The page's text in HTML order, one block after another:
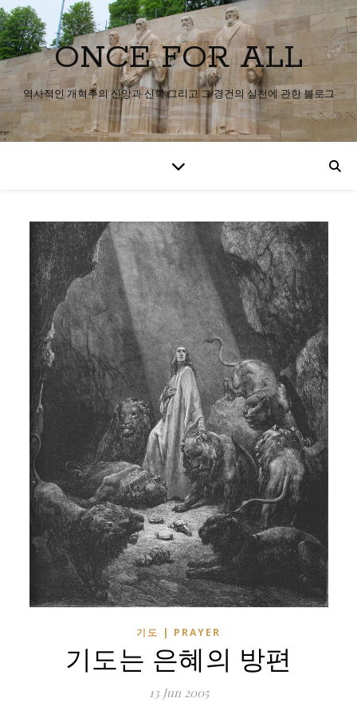
ONCE FOR ALL
역사적인 개혁주의 신앙과 신학 그리고 그 경건의 실천에 관한 블로그
기도 | PRAYER
기도는 은혜의 방편
13 Jun 2005